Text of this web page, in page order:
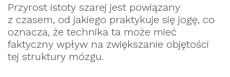
Przyrost istoty szarej jest powiązany
z czasem, od jakiego praktykuje się jogę, co
oznacza, że technika ta może mieć
faktyczny wpływ na zwiększanie objętości
tej struktury mózgu.